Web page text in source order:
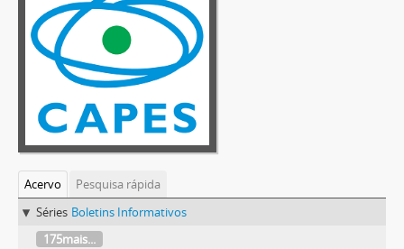
Acervo
Pesquisa rápida
Séries Boletins Informativos
175mais...